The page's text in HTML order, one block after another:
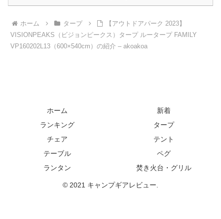
ホーム タープ
【アウトドアパーク 2023】
VISIONPEAKS（ビジョンピークス）タープ ルータープ FAMILY
VP160202L13（600×540cm）の紹介 – akoakoa
ホーム
新着
ランキング
タープ
チェア
テント
テーブル
ペグ
ランタン
焚き火台・グリル
© 2021 キャンプギアレビュー.